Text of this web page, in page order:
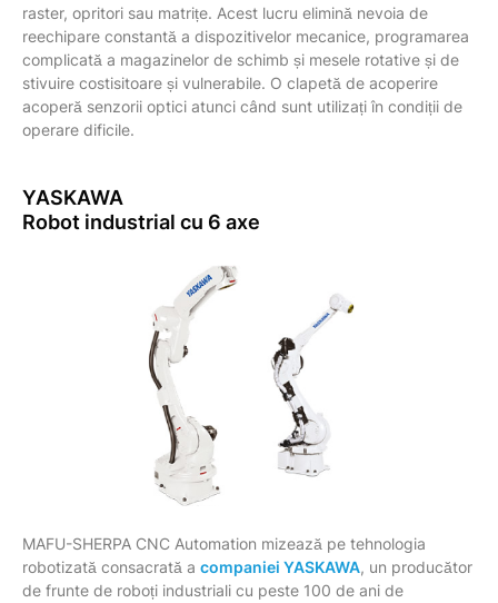
raster, opritori sau matrițe. Acest lucru elimină nevoia de
reechipare constantă a dispozitivelor mecanice, programarea
complicată a magazinelor de schimb și mesele rotative și de
stivuire costisitoare și vulnerabile. O clapetă de acoperire
acoperă senzorii optici atunci când sunt utilizați în condiții de
operare dificile.
YASKAWA
Robot industrial cu 6 axe
MAFU-SHERPA CNC Automation mizează pe tehnologia
robotizată consacrată a companiei YASKAWA, un producător
de frunte de roboți industriali cu peste 100 de ani de